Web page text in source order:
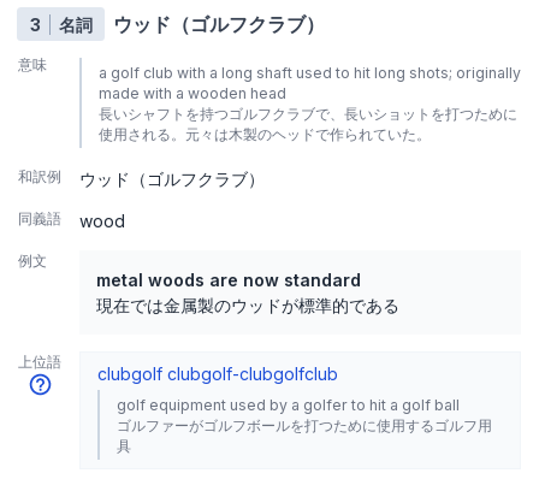
3 名詞 ウッド（ゴルフクラブ）
意味
a golf club with a long shaft used to hit long shots; originally
made with a wooden head
長いシャフトを持つゴルフクラブで、長いショットを打つために
使用される。元々は木製のヘッドで作られていた。
和訳例 ウッド（ゴルフクラブ）
同義語 wood
例文
metal woods are now standard
現在では金属製のウッドが標準的である
上位語
clubgolf clubgolf-clubgolfclub
golf equipment used by a golfer to hit a golf ball
ゴルファーがゴルフボールを打つために使用するゴルフ用
具